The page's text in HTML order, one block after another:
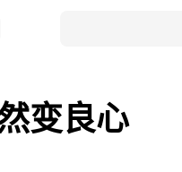
变良心